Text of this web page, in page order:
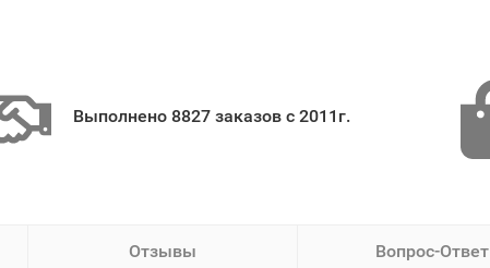
Выполнено 8827 заказов с 2011г.
Отзывы Вопрос-Ответ